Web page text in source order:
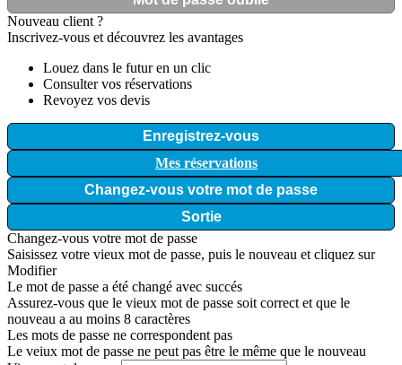
Nouveau client ?
Inscrivez-vous et découvrez les avantages
Louez dans le futur en un clic
Consulter vos réservations
Revoyez vos devis
Enregistrez-vous
Mes réservations
Changez-vous votre mot de passe
Sortie
Changez-vous votre mot de passe
Saisissez votre vieux mot de passe, puis le nouveau et cliquez sur
Modifier
Le mot de passe a été changé avec succés
Assurez-vous que le vieux mot de passe soit correct et que le
nouveau a au moins 8 caractères
Les mots de passe ne correspondent pas
Le veiux mot de passe ne peut pas être le même que le nouveau